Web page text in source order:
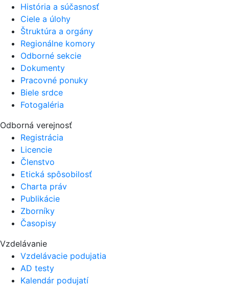
História a súčasnosť
Ciele a úlohy
Štruktúra a orgány
Regionálne komory
Odborné sekcie
Dokumenty
Pracovné ponuky
Biele srdce
Fotogaléria
Odborná verejnosť
Registrácia
Licencie
Členstvo
Etická spôsobilosť
Charta práv
Publikácie
Zborníky
Časopisy
Vzdelávanie
Vzdelávacie podujatia
AD testy
Kalendár podujatí